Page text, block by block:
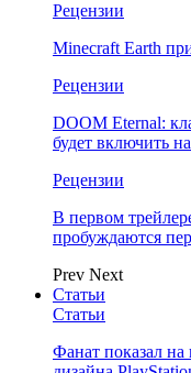
Рецензии
Minecraft Earth
Рецензии
DOOM Eternal:
будет включить
Рецензии
В первом
пробуждаются
Prev Next
Статьи
Статьи
Фанат показал